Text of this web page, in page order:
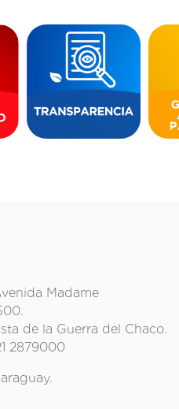
Madame
de la Guerra del Chaco.
2879000